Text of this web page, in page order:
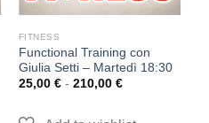
FITNESS
Functional Training con
Giulia Setti – Martedì 18:30
25,00 € - 210,00 €